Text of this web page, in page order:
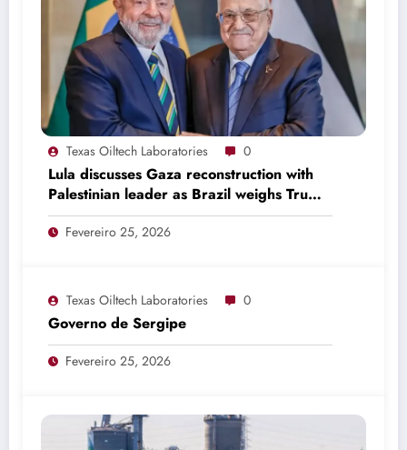
Texas Oiltech Laboratories 0
Lula discusses Gaza reconstruction with
Palestinian leader as Brazil weighs Trump
invitation
Fevereiro 25, 2026
Texas Oiltech Laboratories 0
Governo de Sergipe
Fevereiro 25, 2026